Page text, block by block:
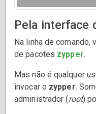
Pela interface
Na linha de comando,
de pacotes zypper.
Mas não é qualquer
invocar o zypper.
administrador (root)